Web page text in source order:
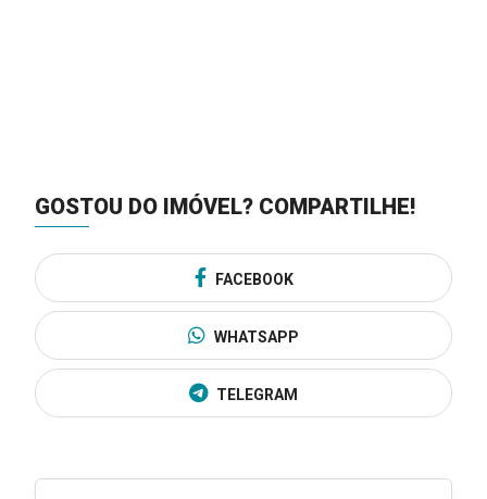
GOSTOU DO IMÓVEL? COMPARTILHE!
FACEBOOK
WHATSAPP
TELEGRAM